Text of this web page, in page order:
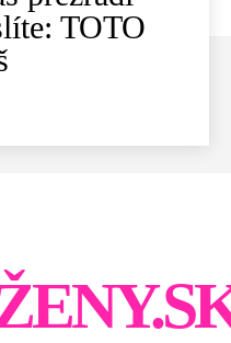
TOTO